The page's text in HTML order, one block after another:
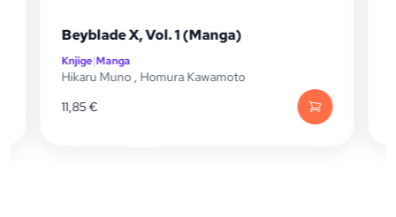
Beyblade X, Vol. 1 (Manga)
Knjige|Manga
Hikaru Muno, Homura Kawamoto
11,85€